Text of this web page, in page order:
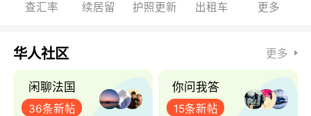
查汇率 续居留 护照更新 出租车 更多
华人社区 更多
闲聊法国
36条新帖
你问我答
15条新帖